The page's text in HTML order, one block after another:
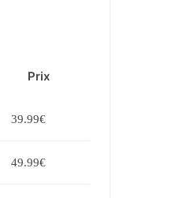
Prix
39.99€
49.99€